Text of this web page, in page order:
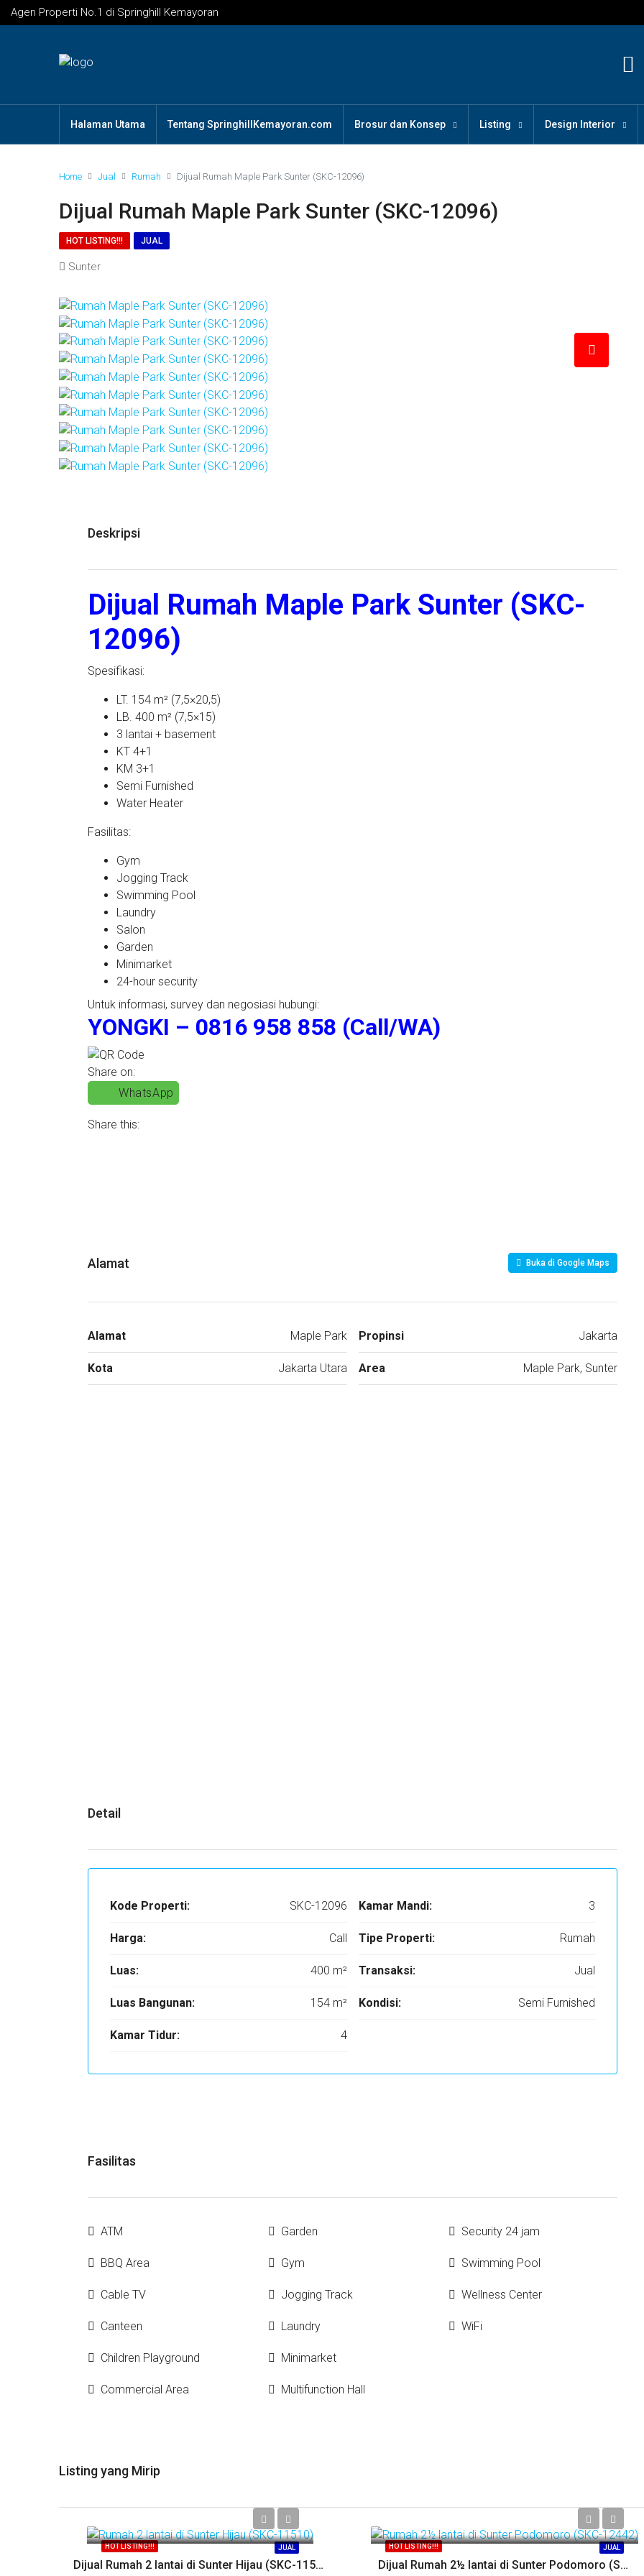
Agen Properti No.1 di Springhill Kemayoran
Halaman Utama Tentang SpringhillKemayoran.com Brosur dan Konsep Listing Design Interior
Home Jual Rumah Dijual Rumah Maple Park Sunter (SKC-12096)
Dijual Rumah Maple Park Sunter (SKC-12096)
HOT LISTING!!! JUAL
Sunter
Deskripsi
Dijual Rumah Maple Park Sunter (SKC-
12096)
Spesifikasi:
LT. 154 m² (7,5×20,5)
LB. 400 m² (7,5×15)
3 lantai + basement
KT 4+1
KM 3+1
Semi Furnished
Water Heater
Fasilitas:
Gym
Jogging Track
Swimming Pool
Laundry
Salon
Garden
Minimarket
24-hour security
Untuk informasi, survey dan negosiasi hubungi:
YONGKI – 0816 958 858 (Call/WA)
Share on:
WhatsApp
Share this:
Alamat Buka di Google Maps
Alamat Maple Park
Kota Jakarta Utara
Propinsi Jakarta
Area Maple Park, Sunter
Detail
Kode Properti: SKC-12096
Harga: Call
Luas: 400 m²
Luas Bangunan: 154 m²
Kamar Tidur: 4
Kamar Mandi: 3
Tipe Properti: Rumah
Transaksi: Jual
Kondisi: Semi Furnished
Fasilitas
ATM
BBQ Area
Cable TV
Canteen
Children Playground
Commercial Area
Garden
Gym
Jogging Track
Laundry
Minimarket
Multifunction Hall
Security 24 jam
Swimming Pool
Wellness Center
WiFi
Listing yang Mirip
HOT LISTING!!! JUAL
Dijual Rumah 2 lantai di Sunter Hijau (SKC-11510)
HOT LISTING!!! JUAL
Dijual Rumah 2½ lantai di Sunter Podomoro (SKC-12442)